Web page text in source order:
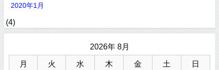
2020年1月
(4)
2026年 8月
月 火 水 木 金 土 日